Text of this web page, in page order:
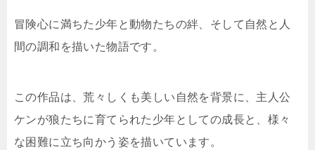
冒険心に満ちた少年と動物たちの絆、そして自然と人
間の調和を描いた物語です。
この作品は、荒々しくも美しい自然を背景に、主人公
ケンが狼たちに育てられた少年としての成長と、様々
な困難に立ち向かう姿を描いています。